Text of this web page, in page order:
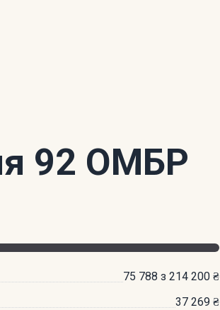
92 ОМБР
75 788 з 214 200 ₴
37 269 ₴